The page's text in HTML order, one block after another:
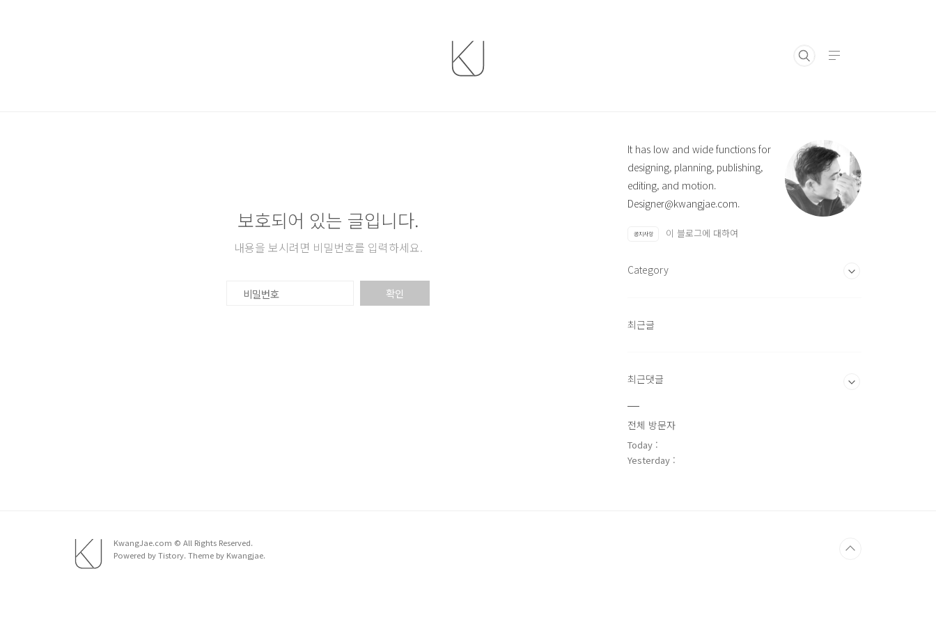
보호되어 있는 글입니다.
내용을 보시려면 비밀번호를 입력하세요.
확인
It has low and wide functions for
designing, planning, publishing,
editing, and motion.
Designer@kwangjae.com.
공지사항 이 블로그에 대하여
Category
최근글
최근댓글
전체 방문자
Today :
Yesterday :
KwangJae.com © All Rights Reserved.
Powered by Tistory. Theme by Kwangjae.